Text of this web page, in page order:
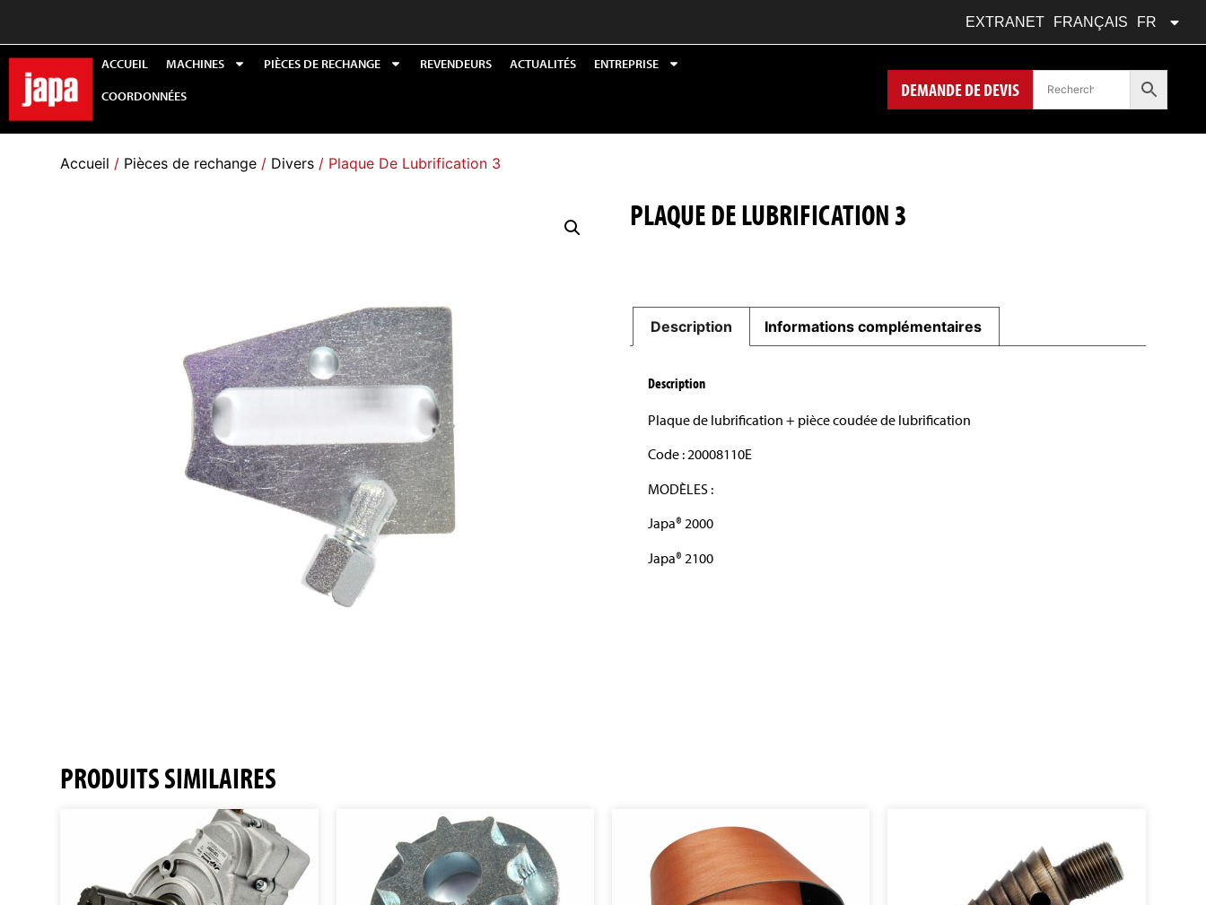
FRANÇAIS FR
POLSKI
PL
EXTRANET
ACCUEIL MACHINES PIÈCES DE RECHANGE REVENDEURS ACTUALITÉS
ENTREPRISE
COORDONNÉES
DEMANDE DE DEVIS
Accueil / Pièces de rechange / Divers / Plaque De Lubrification 3
PLAQUE DE LUBRIFICATION 3
Description Informations complémentaires
Description
Plaque de lubrification + pièce coudée de lubrification
Code : 20008110E
MODÈLES :
Japa® 2000
Japa® 2100
PRODUITS SIMILAIRES